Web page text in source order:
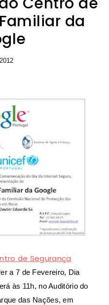
da
de Segurança
a 7 de Fevereiro, Dia
às 11h, no Auditório do
das Nações, em